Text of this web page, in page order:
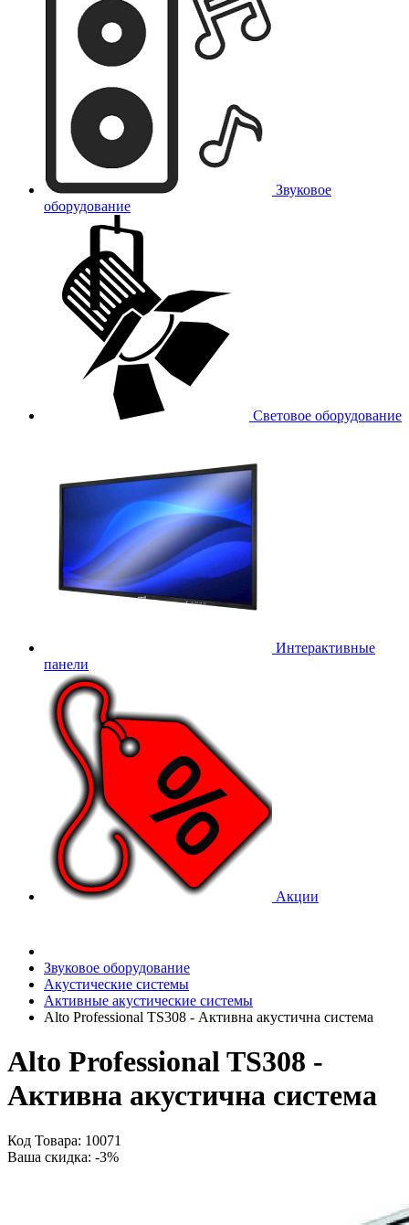
Звуковое
оборудование
Световое оборудование
Интерактивные
панели
Акции
Звуковое оборудование
Акустические системы
Активные акустические системы
Alto Professional TS308 - Активна акустична система
Alto Professional TS308 -
Активна акустична система
Код Товара: 10071
Ваша скидка: -3%